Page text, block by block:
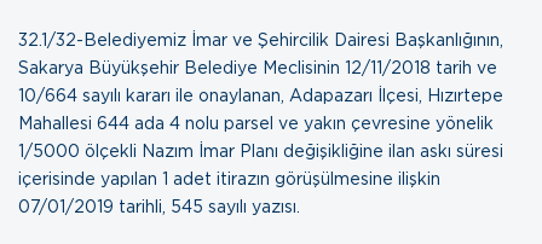
32.1/32-Belediyemiz İmar ve Şehircilik Dairesi Başkanlığının,
Sakarya Büyükşehir Belediye Meclisinin 12/11/2018 tarih ve
10/664 sayılı kararı ile onaylanan, Adapazarı İlçesi, Hızırtepe
Mahallesi 644 ada 4 nolu parsel ve yakın çevresine yönelik
1/5000 ölçekli Nazım İmar Planı değişikliğine ilan askı süresi
içerisinde yapılan 1 adet itirazın görüşülmesine ilişkin
07/01/2019 tarihli, 545 sayılı yazısı